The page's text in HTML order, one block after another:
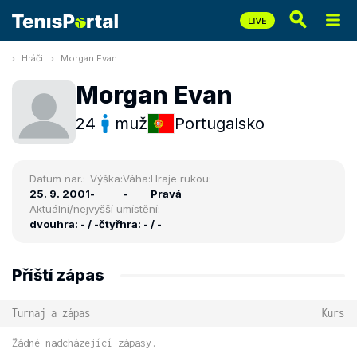
Hráči Morgan Evan
Morgan Evan
24 muž Portugalsko
Datum nar.:
25. 9. 2001
Výška:
-
Váha:
-
Hraje rukou:
Pravá
Aktuální/nejvyšší umístění:
dvouhra: - / -čtyřhra: - / -
Příští zápas
Turnaj a zápas Kurs
Žádné nadcházející zápasy.